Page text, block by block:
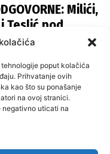
poput kolačića
Prihvatanje ovih
kao što su ponašanje
na ovoj stranici.
uticati na
Milići,
Teslić pod
slijedi